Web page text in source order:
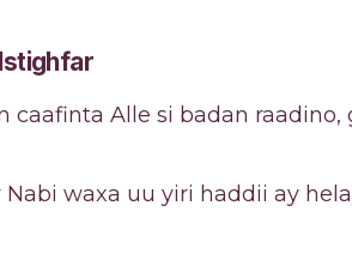
caafinta Alle si badan
waxa uu yiri haddii ay